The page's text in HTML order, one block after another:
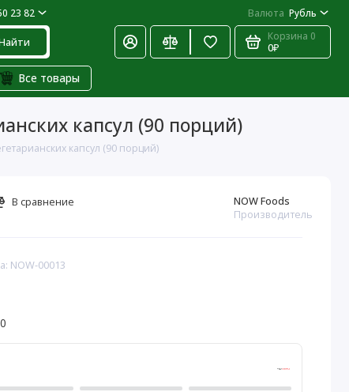
23 82 Валюта Рубль
Корзина 0
0₽
Все товары
капсул (90 порций)
капсул (90 порций)
NOW-00013
NOW Foods
Производитель
В сравнение